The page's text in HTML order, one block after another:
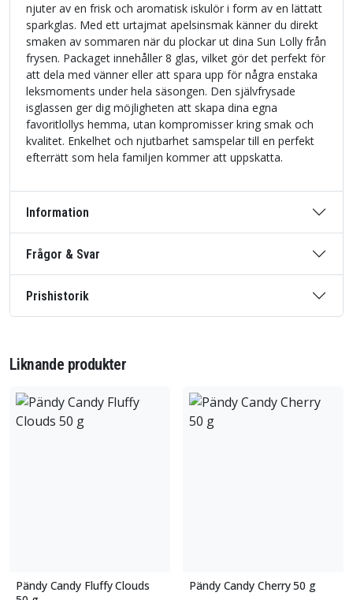
njuter av en frisk och aromatisk iskulör i form av en lättatt
sparkglas. Med ett urtajmat apelsinsmak känner du direkt
smaken av sommaren när du plockar ut dina Sun Lolly från
frysen. Packaget innehåller 8 glas, vilket gör det perfekt för
att dela med vänner eller att spara upp för några enstaka
leksmoments under hela säsongen. Den självfrysade
isglassen ger dig möjligheten att skapa dina egna
favoritlollys hemma, utan kompromisser kring smak och
kvalitet. Enkelhet och njutbarhet samspelar till en perfekt
efterrätt som hela familjen kommer att uppskatta.
Information
Frågor & Svar
Prishistorik
Liknande produkter
Pändy Candy Fluffy Clouds
Pändy Candy Cherry 50 g